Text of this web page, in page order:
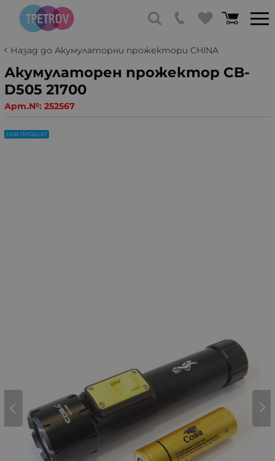
Назад до Акумулаторни прожектори CHINA
Акумулаторен прожектор CB-
D505 21700
Арт.№: 252567
НОВ ПРОДУКТ